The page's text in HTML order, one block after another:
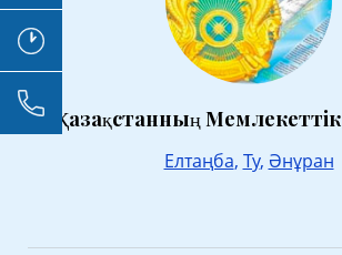
Қазақстанның Мемлекеттік
Елтаңба, Ту, Әнұран